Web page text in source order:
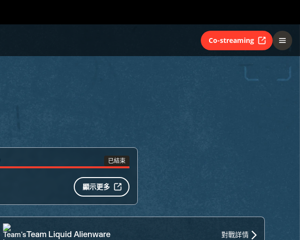
Co-streaming
已結束
顯示更多
Team Liquid Alienware 對戰詳情